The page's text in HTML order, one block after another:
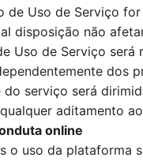
de Uso de Serviço
disposição não
Uso de Serviço
serviço será
aditamento
online
o uso da plataforma